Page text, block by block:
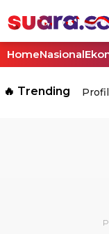
HomeNasional
🔥 Trending Profil